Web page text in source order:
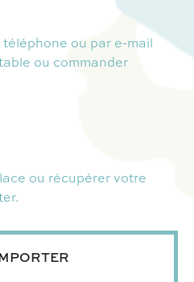
ou par e-mail
ou commander
ou récupérer votre